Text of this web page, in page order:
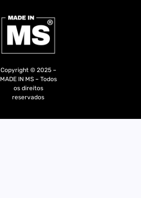
Copyright © 2025 –
MADE IN MS – Todos
os direitos
reservados